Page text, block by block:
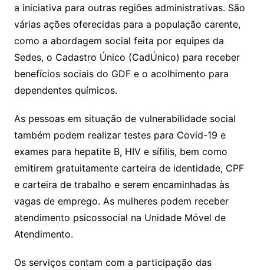
a iniciativa para outras regiões administrativas. São
várias ações oferecidas para a população carente,
como a abordagem social feita por equipes da
Sedes, o Cadastro Único (CadÚnico) para receber
benefícios sociais do GDF e o acolhimento para
dependentes químicos.
As pessoas em situação de vulnerabilidade social
também podem realizar testes para Covid-19 e
exames para hepatite B, HIV e sífilis, bem como
emitirem gratuitamente carteira de identidade, CPF
e carteira de trabalho e serem encaminhadas às
vagas de emprego. As mulheres podem receber
atendimento psicossocial na Unidade Móvel de
Atendimento.
Os serviços contam com a participação das